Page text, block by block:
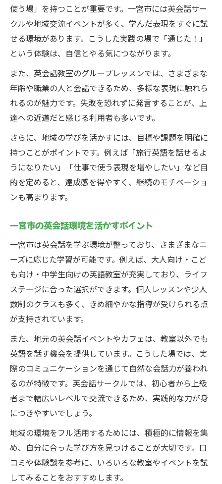
使う場」を持つことが重要です。一宮市には英会話サー
クルや地域交流イベントが多く、学んだ表現をすぐに試
せる環境があります。こうした実践の場で「通じた！」
という体験は、自信とやる気につながります。
また、英会話教室のグループレッスンでは、さまざまな
年齢や職業の人と会話できるため、多様な表現に触れら
れるのが魅力です。失敗を恐れずに発言することが、上
達への近道だと感じる利用者も多いです。
さらに、地域の学びを活かすには、目標や課題を明確に
持つことがポイントです。例えば「旅行英語を話せるよ
うになりたい」「仕事で使う表現を増やしたい」など目
的を定めると、達成感を得やすく、継続のモチベーショ
ンも高まります。
一宮市の英会話環境を活かすポイント
一宮市は英会話を学ぶ環境が整っており、さまざまなニ
ーズに応じた学習が可能です。例えば、大人向け・こど
も向け・中学生向けの英語教室が充実しており、ライフ
ステージに合った選択ができます。個人レッスンや少人
数制のクラスも多く、きめ細やかな指導が受けられる点
が支持されています。
また、地元の英会話イベントやカフェは、教室以外でも
英語を話す機会を提供しています。こうした場では、実
際のコミュニケーションを通じて自然な会話力が養われ
るのが特徴です。英会話サークルでは、初心者から上級
者まで幅広いレベルで交流できるため、実践的な力が身
につきやすいでしょう。
地域の環境をフル活用するためには、積極的に情報を集
め、自分に合った学び方を見つけることが大切です。口
コミや体験談を参考に、いろいろな教室やイベントを試
してみることをおすすめします。